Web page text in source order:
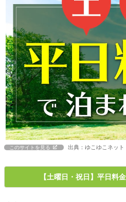
このサイトを見る 出典：ゆこゆこネット
【土曜日・祝日】平日料